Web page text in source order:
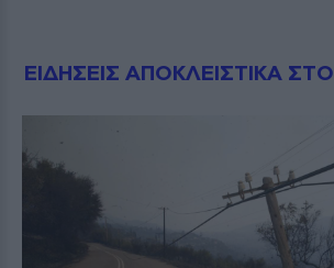
ΕΙΔΗΣΕΙΣ ΑΠΟΚΛΕΙΣΤΙΚΑ ΣΤΟ